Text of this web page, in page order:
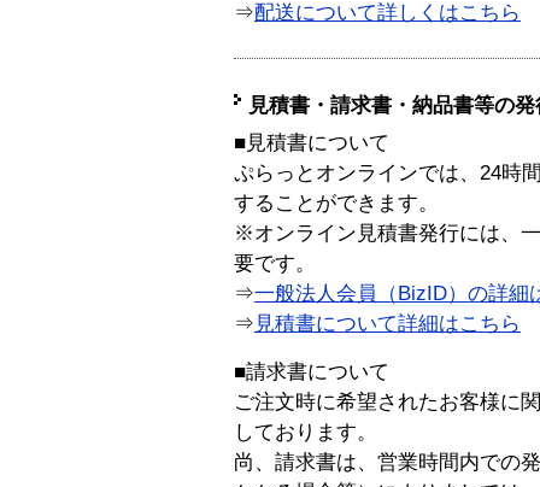
⇒配送について詳しくはこちら
見積書・請求書・納品書等の
■見積書について
ぷらっとオンラインでは、24時
することができます。
※オンライン見積書発行には、
要です。
⇒一般法人会員（BizID）の詳細
⇒ 見積書について詳細はこちら
■請求書について
ご注文時に希望されたお客様に
しております。
尚、請求書は、営業時間内での